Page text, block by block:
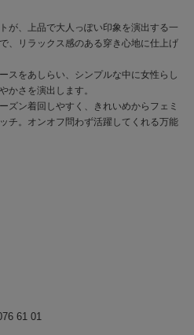
61 01
が、上品で大人っぽい印象を演出する一
、リラックス感のある穿き心地に仕上げ
スをあしらい、シンプルな中に女性らし
かさを演出します。
ズン着回しやすく、きれいめからフェミ
チ。オンオフ問わず活躍してくれる万能